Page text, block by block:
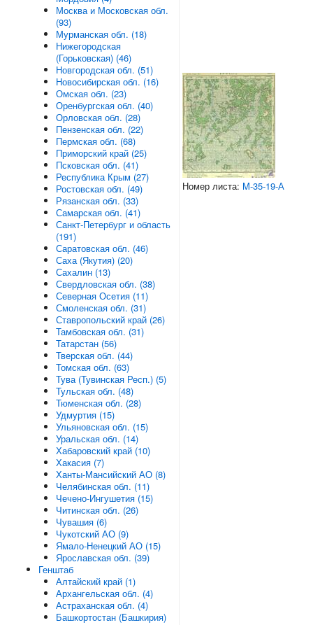
Номер листа: M-35-19-А
Москва и Московская обл.
(93)
Мурманская обл. (18)
Нижегородская
(Горьковская) (46)
Новгородская обл. (51)
Новосибирская обл. (16)
Омская обл. (23)
Оренбургская обл. (40)
Орловская обл. (28)
Пензенская обл. (22)
Пермская обл. (68)
Приморский край (25)
Псковская обл. (41)
Республика Крым (27)
Ростовская обл. (49)
Рязанская обл. (33)
Самарская обл. (41)
Санкт-Петербург и область
(191)
Саратовская обл. (46)
Саха (Якутия) (20)
Сахалин (13)
Свердловская обл. (38)
Северная Осетия (11)
Смоленская обл. (31)
Ставропольский край (26)
Тамбовская обл. (31)
Татарстан (56)
Тверская обл. (44)
Томская обл. (63)
Тува (Тувинская Респ.) (5)
Тульская обл. (48)
Тюменская обл. (28)
Удмуртия (15)
Ульяновская обл. (15)
Уральская обл. (14)
Хабаровский край (10)
Хакасия (7)
Ханты-Мансийский АО (8)
Челябинская обл. (11)
Чечено-Ингушетия (15)
Читинская обл. (26)
Чувашия (6)
Чукотский АО (9)
Ямало-Ненецкий АО (15)
Ярославская обл. (39)
Генштаб
Алтайский край (1)
Архангельская обл. (4)
Астраханская обл. (4)
Башкортостан (Башкирия)